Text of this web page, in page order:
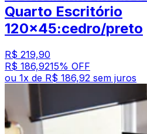
Quarto Escritório
120x45:cedro/preto
R$ 219,90
R$ 186,9215% OFF
ou 1x de R$ 186,92 sem juros